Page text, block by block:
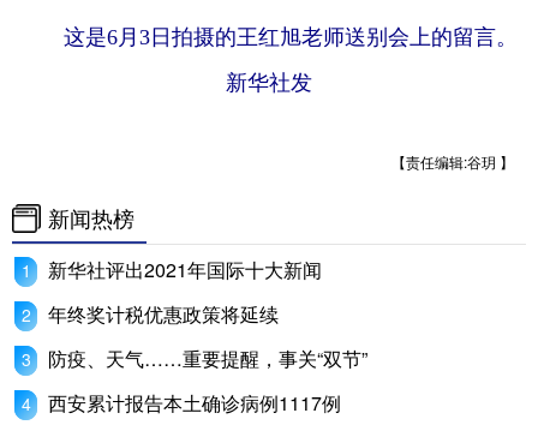
这是6月3日拍摄的王红旭老师送别会上的留言。
新华社发
【责任编辑:谷玥 】
新闻热榜
新华社评出2021年国际十大新闻
年终奖计税优惠政策将延续
防疫、天气……重要提醒，事关“双节”
西安累计报告本土确诊病例1117例